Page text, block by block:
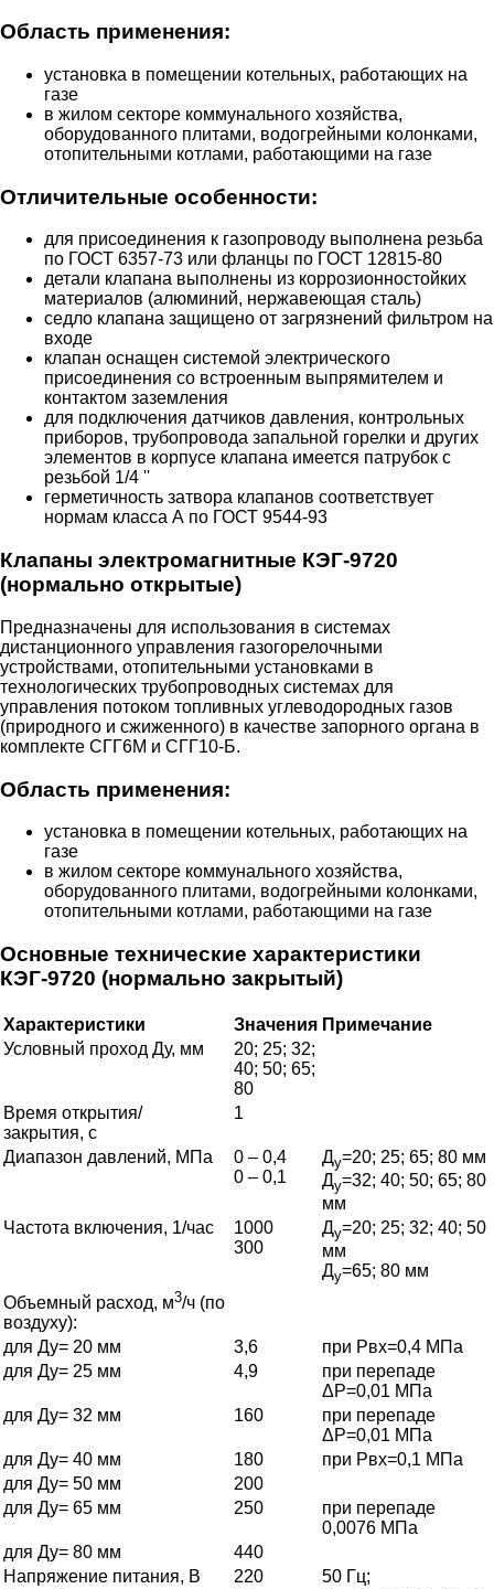
Область применения:
установка в помещении котельных, работающих на
газе
в жилом секторе коммунального хозяйства,
оборудованного плитами, водогрейными колонками,
отопительными котлами, работающими на газе
Отличительные особенности:
для присоединения к газопроводу выполнена резьба
по ГОСТ 6357-73 или фланцы по ГОСТ 12815-80
детали клапана выполнены из коррозионностойких
материалов (алюминий, нержавеющая сталь)
седло клапана защищено от загрязнений фильтром на
входе
клапан оснащен системой электрического
присоединения со встроенным выпрямителем и
контактом заземления
для подключения датчиков давления, контрольных
приборов, трубопровода запальной горелки и других
элементов в корпусе клапана имеется патрубок с
резьбой 1/4 ''
герметичность затвора клапанов соответствует
нормам класса А по ГОСТ 9544-93
Клапаны электромагнитные КЭГ-9720
(нормально открытые)
Предназначены для использования в системах
дистанционного управления газогорелочными
устройствами, отопительными установками в
технологических трубопроводных системах для
управления потоком топливных углеводородных газов
(природного и сжиженного) в качестве запорного органа в
комплекте СГГ6М и СГГ10-Б.
Область применения:
установка в помещении котельных, работающих на
газе
в жилом секторе коммунального хозяйства,
оборудованного плитами, водогрейными колонками,
отопительными котлами, работающими на газе
Основные технические характеристики
КЭГ-9720 (нормально закрытый)
Характеристики Значения Примечание
Условный проход Ду, мм
20; 25; 32;
40; 50; 65;
80
Время открытия/
закрытия, с
1
Диапазон давлений, МПа
0 – 0,4
0 – 0,1
Ду=20; 25; 65; 80 мм
Ду=32; 40; 50; 65; 80
мм
Частота включения, 1/час
1000
300
Ду=20; 25; 32; 40; 50
мм
Ду=65; 80 мм
Объемный расход, м3/ч (по
воздуху):
для Ду= 20 мм
3,6
при Рвх=0,4 МПа
для Ду= 25 мм
4,9
при перепаде
ΔР=0,01 МПа
для Ду= 32 мм
160
при перепаде
ΔР=0,01 МПа
для Ду= 40 мм
180
при Рвх=0,1 МПа
для Ду= 50 мм
200
для Ду= 65 мм
250
при перепаде
0,0076 МПа
для Ду= 80 мм
440
Напряжение питания, В
220
50 Гц;